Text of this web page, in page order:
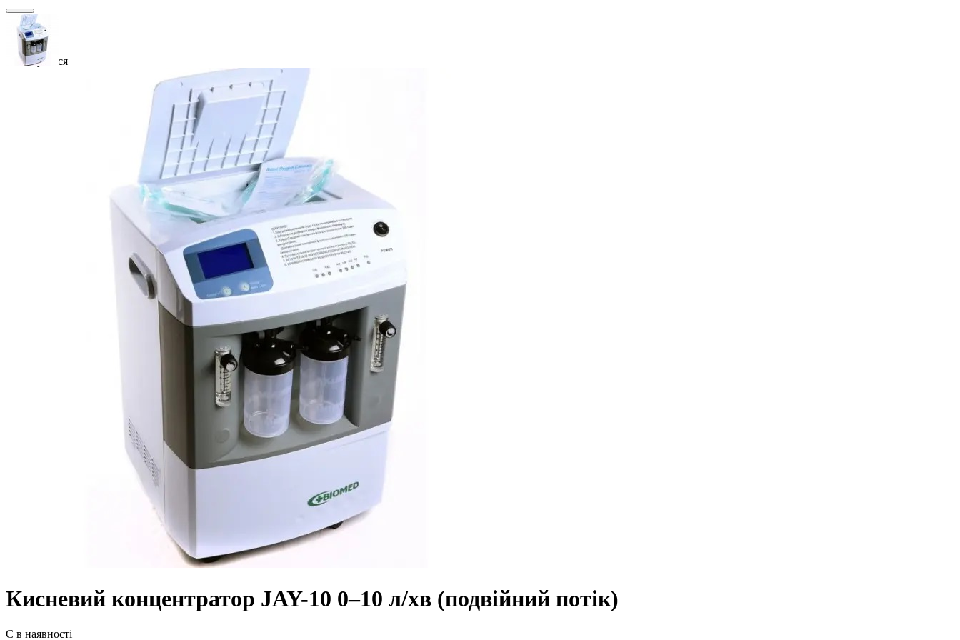
Закінчується
Кисневий концентратор JAY-10 0–10 л/хв (подвійний потік)
Є в наявності